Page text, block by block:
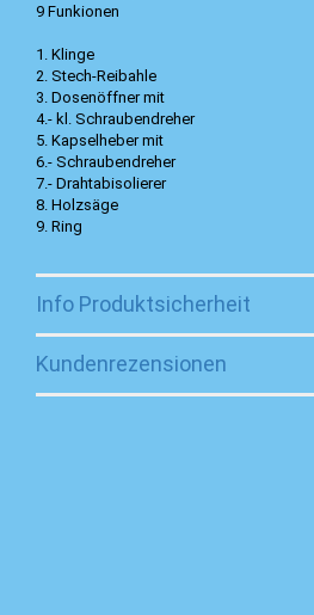
9 Funkionen
1. Klinge
2. Stech-Reibahle
3. Dosenöffner mit
4.- kl. Schraubendreher
5. Kapselheber mit
6.- Schraubendreher
7.- Drahtabisolierer
8. Holzsäge
9. Ring
Info Produktsicherheit
Kundenrezensionen